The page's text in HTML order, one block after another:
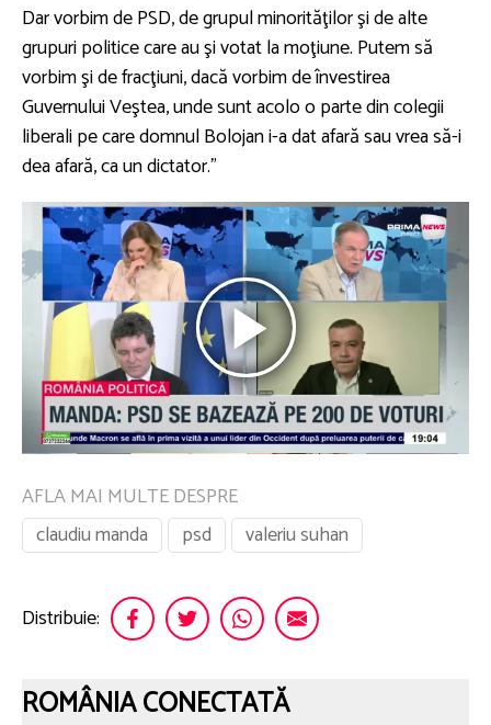
Dar vorbim de PSD, de grupul minorităţilor şi de alte
grupuri politice care au şi votat la moţiune. Putem să
vorbim şi de fracţiuni, dacă vorbim de învestirea
Guvernului Veştea, unde sunt acolo o parte din colegii
liberali pe care domnul Bolojan i-a dat afară sau vrea să-i
dea afară, ca un dictator.”
AFLA MAI MULTE DESPRE
claudiu manda
psd valeriu suhan
Distribuie:
ROMÂNIA CONECTATĂ